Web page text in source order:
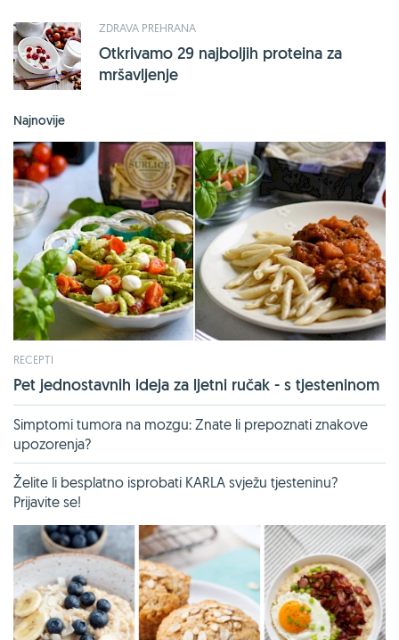
ZDRAVA PREHRANA
Otkrivamo 29 najboljih proteina za
mršavljenje
Najnovije
RECEPTI
Pet jednostavnih ideja za ljetni ručak - s tjesteninom
Simptomi tumora na mozgu: Znate li prepoznati znakove
upozorenja?
Želite li besplatno isprobati KARLA svježu tjesteninu?
Prijavite se!